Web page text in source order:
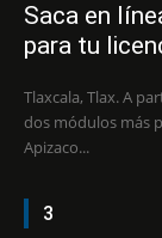
Saca en
para tu
Tlaxcala, Tlax. A
dos módulos más
Apizaco...
3